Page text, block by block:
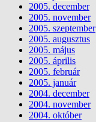
2005. december
2005. november
2005. szeptember
2005. augusztus
2005. május
2005. április
2005. február
2005. január
2004. december
2004. november
2004. október